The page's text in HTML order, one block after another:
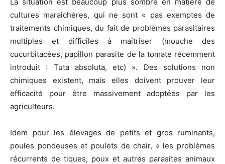
cultures maraichères, qui ne sont « pas exemptes de
traitements chimiques, du fait de problèmes parasitaires
multiples et difficiles à maitriser (mouche des
cucurbitacées, papillon parasite de la tomate récemment
introduit : Tuta absoluta, etc) ». Des solutions non
chimiques existent, mais elles doivent prouver leur
efficacité pour être massivement adoptées par les
agriculteurs.
Idem pour les élevages de petits et gros ruminants,
poules pondeuses et poulets de chair, « les problèmes
récurrents de tiques, poux et autres parasites animaux